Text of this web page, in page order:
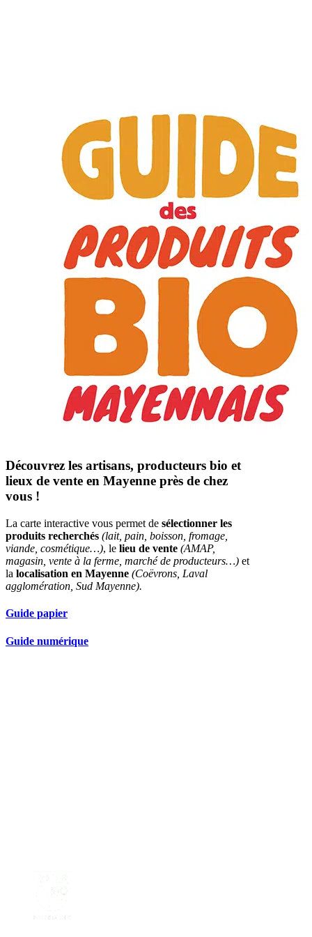
Découvrez les artisans, producteurs bio et
lieux de vente en Mayenne près de chez
vous !
La carte interactive vous permet de sélectionner les
produits recherchés (lait, pain, boisson, fromage,
viande, cosmétique…), le lieu de vente (AMAP,
magasin, vente à la ferme, marché de producteurs…) et
la localisation en Mayenne (Coëvrons, Laval
agglomération, Sud Mayenne).
Guide papier
Guide numérique